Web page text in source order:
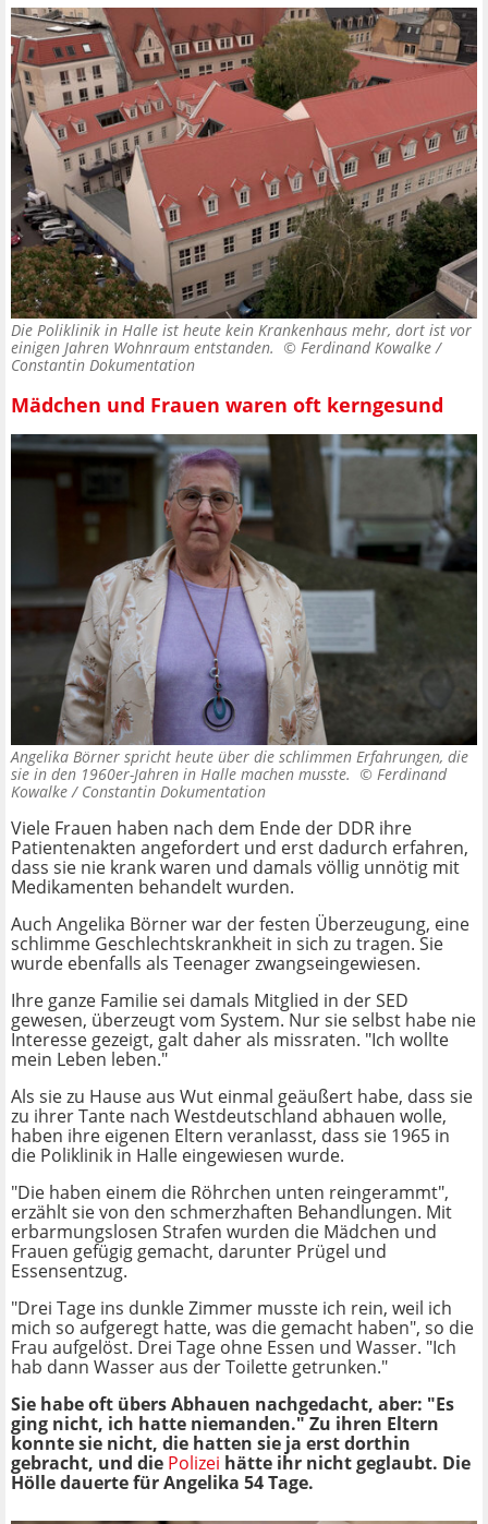
Die Poliklinik in Halle ist heute kein Krankenhaus mehr, dort ist vor
einigen Jahren Wohnraum entstanden. © Ferdinand Kowalke /
Constantin Dokumentation
Mädchen und Frauen waren oft kerngesund
Angelika Börner spricht heute über die schlimmen Erfahrungen, die
sie in den 1960er-Jahren in Halle machen musste. © Ferdinand
Kowalke / Constantin Dokumentation
Viele Frauen haben nach dem Ende der DDR ihre
Patientenakten angefordert und erst dadurch erfahren,
dass sie nie krank waren und damals völlig unnötig mit
Medikamenten behandelt wurden.
Auch Angelika Börner war der festen Überzeugung, eine
schlimme Geschlechtskrankheit in sich zu tragen. Sie
wurde ebenfalls als Teenager zwangseingewiesen.
Ihre ganze Familie sei damals Mitglied in der SED
gewesen, überzeugt vom System. Nur sie selbst habe nie
Interesse gezeigt, galt daher als missraten. "Ich wollte
mein Leben leben."
Als sie zu Hause aus Wut einmal geäußert habe, dass sie
zu ihrer Tante nach Westdeutschland abhauen wolle,
haben ihre eigenen Eltern veranlasst, dass sie 1965 in
die Poliklinik in Halle eingewiesen wurde.
"Die haben einem die Röhrchen unten reingerammt",
erzählt sie von den schmerzhaften Behandlungen. Mit
erbarmungslosen Strafen wurden die Mädchen und
Frauen gefügig gemacht, darunter Prügel und
Essensentzug.
"Drei Tage ins dunkle Zimmer musste ich rein, weil ich
mich so aufgeregt hatte, was die gemacht haben", so die
Frau aufgelöst. Drei Tage ohne Essen und Wasser. "Ich
hab dann Wasser aus der Toilette getrunken."
Sie habe oft übers Abhauen nachgedacht, aber: "Es
ging nicht, ich hatte niemanden." Zu ihren Eltern
konnte sie nicht, die hatten sie ja erst dorthin
gebracht, und die Polizei hätte ihr nicht geglaubt. Die
Hölle dauerte für Angelika 54 Tage.